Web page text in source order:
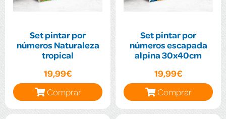
Set pintar por
números Naturaleza
tropical
19,99€
Comprar
Set pintar por
números escapada
alpina 30x40cm
19,99€
Comprar